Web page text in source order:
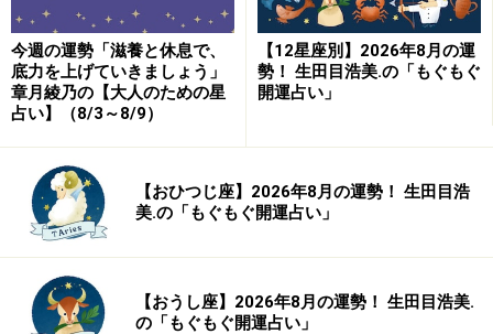
今週の運勢「滋養と休息で、
底力を上げていきましょう」
章月綾乃の【大人のための星
占い】（8/3～8/9）
【12星座別】2026年8月の運
勢！ 生田目浩美.の「もぐもぐ
開運占い」
【おひつじ座】2026年8月の運勢！ 生田目浩
美.の「もぐもぐ開運占い」
【おうし座】2026年8月の運勢！ 生田目浩美.
の「もぐもぐ開運占い」